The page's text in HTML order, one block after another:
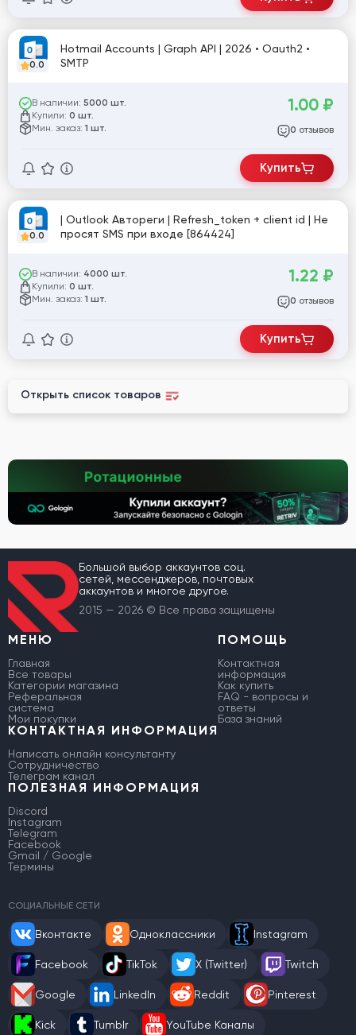
0.0
Hotmail Accounts | Graph API | 2026 • Oauth2 •
SMTP
В наличии: 5000 шт.
Купили: 0 шт.
Мин. заказ: 1 шт.
1.00 ₽
0 отзывов
Купить
0.0
| Outlook Автореги | Refresh_token + client id | Не
просят SMS при входе [864424]
В наличии: 4000 шт.
Купили: 0 шт.
Мин. заказ: 1 шт.
1.22 ₽
0 отзывов
Купить
Открыть список товаров
Большой выбор аккаунтов соц.
сетей, мессенджеров, почтовых
аккаунтов и многое другое.
2015 — 2026 © Все права защищены
МЕНЮ
Главная
Все товары
Категории магазина
Реферальная
система
Мои покупки
ПОМОЩЬ
Контактная
информация
Как купить
FAQ - вопросы и
ответы
База знаний
КОНТАКТНАЯ ИНФОРМАЦИЯ
Написать онлайн консультанту
Сотрудничество
Телеграм канал
ПОЛЕЗНАЯ ИНФОРМАЦИЯ
Discord
Instagram
Telegram
Facebook
Gmail / Google
Термины
СОЦИАЛЬНЫЕ СЕТИ
Вконтакте Одноклассники Instagram
Facebook TikTok X (Twitter) Twitch
Google LinkedIn Reddit Pinterest
Kick Tumblr YouTube Каналы